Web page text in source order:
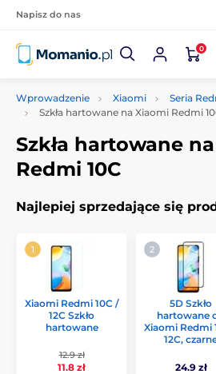
Napisz do nas
0
Wprowadzenie Xiaomi Seria
Szkła hartowane na Xiaomi Redmi
Szkła hartowane
Redmi 10C
Najlepiej sprzedające się
Xiaomi Redmi 10C /
12C Szkło
hartowane
12.9 zł
11.8 zł
5D Szkło
hartowane
Xiaomi Redmi
12C,
24.9 zł